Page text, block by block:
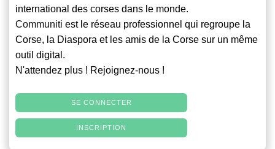
international des corses dans le monde.
Communiti est le réseau professionnel qui regroupe la
Corse, la Diaspora et les amis de la Corse sur un même
outil digital.
N'attendez plus ! Rejoignez-nous !
SE CONNECTER
INSCRIPTION